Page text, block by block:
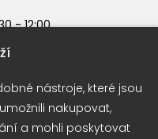
- 12:00
nástroje, které jsou
nakupovat,
a mohli poskytovat